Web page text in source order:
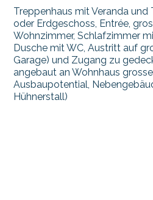
Treppenhaus mit Veranda und
oder Erdgeschoss, Entrée,
Wohnzimmer, Schlafzimmer
Dusche mit WC, Austritt auf
Garage) und Zugang zu
angebaut an Wohnhaus
Ausbaupotential,
Hühnerstall)